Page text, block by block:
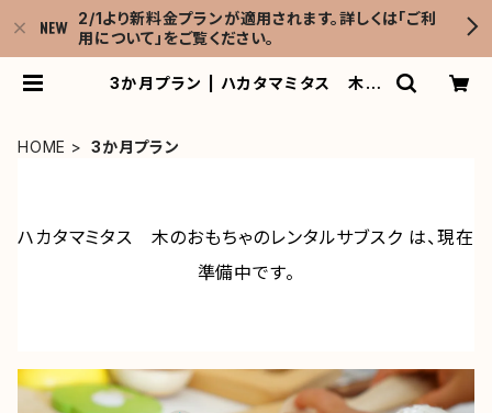
2/1より新料金プランが適用されます。詳しくは「ご利
用について」をご覧ください。
3か月プラン | ハカタマミタス 木の
HOME 3か月プラン
ハカタマミタス 木のおもちゃのレンタルサブスク は、現在
準備中です。